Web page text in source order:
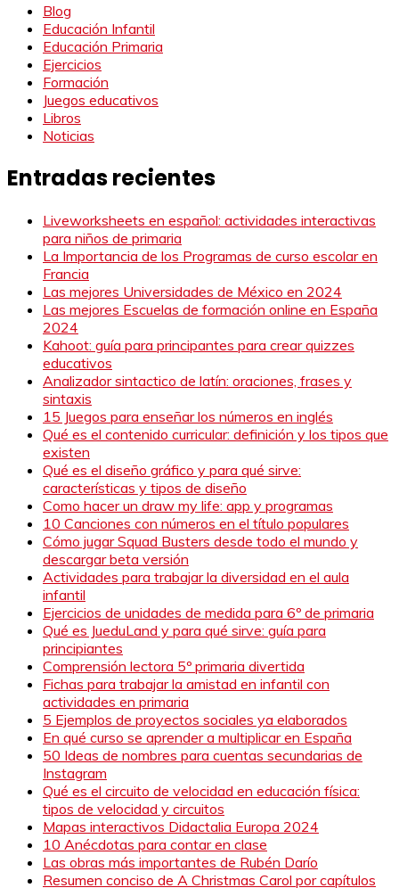
Blog
Educación Infantil
Educación Primaria
Ejercicios
Formación
Juegos educativos
Libros
Noticias
Entradas recientes
Liveworksheets en español: actividades interactivas
para niños de primaria
La Importancia de los Programas de curso escolar en
Francia
Las mejores Universidades de México en 2024
Las mejores Escuelas de formación online en España
2024
Kahoot: guía para principantes para crear quizzes
educativos
Analizador sintactico de latín: oraciones, frases y
sintaxis
15 Juegos para enseñar los números en inglés
Qué es el contenido curricular: definición y los tipos que
existen
Qué es el diseño gráfico y para qué sirve:
características y tipos de diseño
Como hacer un draw my life: app y programas
10 Canciones con números en el título populares
Cómo jugar Squad Busters desde todo el mundo y
descargar beta versión
Actividades para trabajar la diversidad en el aula
infantil
Ejercicios de unidades de medida para 6º de primaria
Qué es JueduLand y para qué sirve: guía para
principiantes
Comprensión lectora 5º primaria divertida
Fichas para trabajar la amistad en infantil con
actividades en primaria
5 Ejemplos de proyectos sociales ya elaborados
En qué curso se aprender a multiplicar en España
50 Ideas de nombres para cuentas secundarias de
Instagram
Qué es el circuito de velocidad en educación física:
tipos de velocidad y circuitos
Mapas interactivos Didactalia Europa 2024
10 Anécdotas para contar en clase
Las obras más importantes de Rubén Darío
Resumen conciso de A Christmas Carol por capítulos